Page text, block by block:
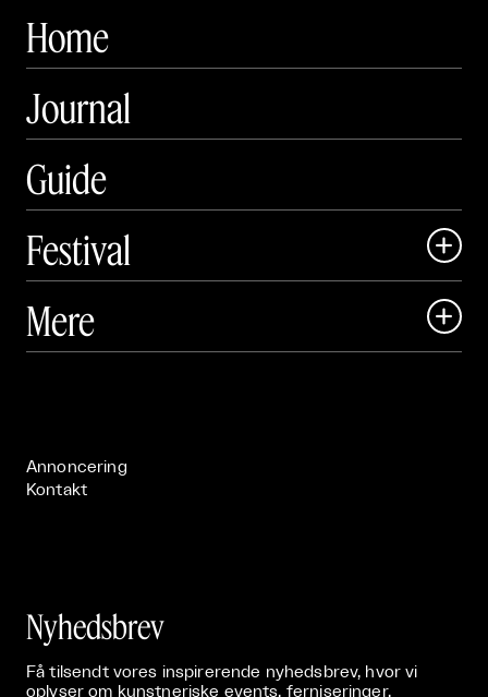
Home
Journal
Guide
Festival

 Art Matter Festival
Mere 
Annoncering
Kontakt
Nyhedsbrev
Få tilsendt vores inspirerende nyhedsbrev, hvor vi
oplyser om kunstneriske events, ferniseringer,